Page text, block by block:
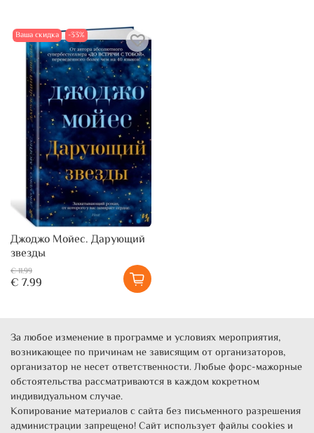
Ваша скидка -33%
Джоджо Мойес. Дарующий
звезды
€ 11.99
€ 7.99
За любое изменение в программе и условиях мероприятия,
возникающее по причинам не зависящим от организаторов,
организатор не несет ответственности. Любые форс-мажорные
обстоятельства рассматриваются в каждом кокретном
индивидуальном случае.
Копирование материалов с сайта без письменного разрешения
администрации запрещено! Сайт использует файлы cookies и